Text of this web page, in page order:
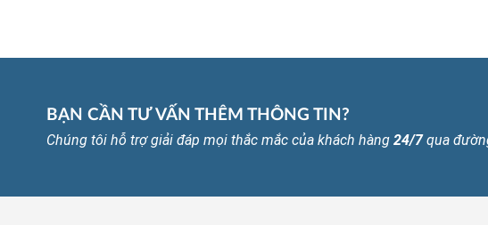
BẠN CẦN TƯ VẤN THÊM THÔNG TIN?
Chúng tôi hỗ trợ giải đáp mọi thắc mắc của khách hàng 24/7qua